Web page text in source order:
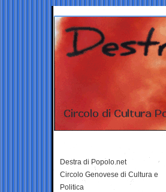
Destra di Popolo.net
Circolo Genovese di Cultura e
Politica